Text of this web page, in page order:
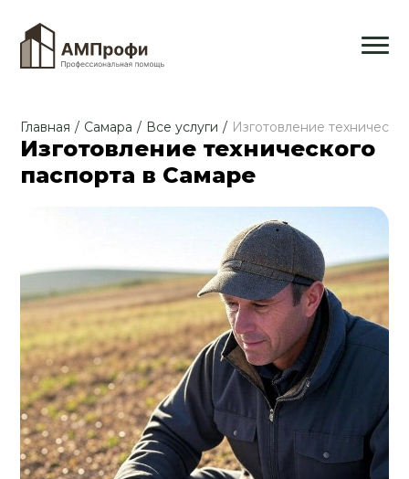
Главная / Самара / Все услуги / Изготовление
Изготовление технического
паспорта в Самаре